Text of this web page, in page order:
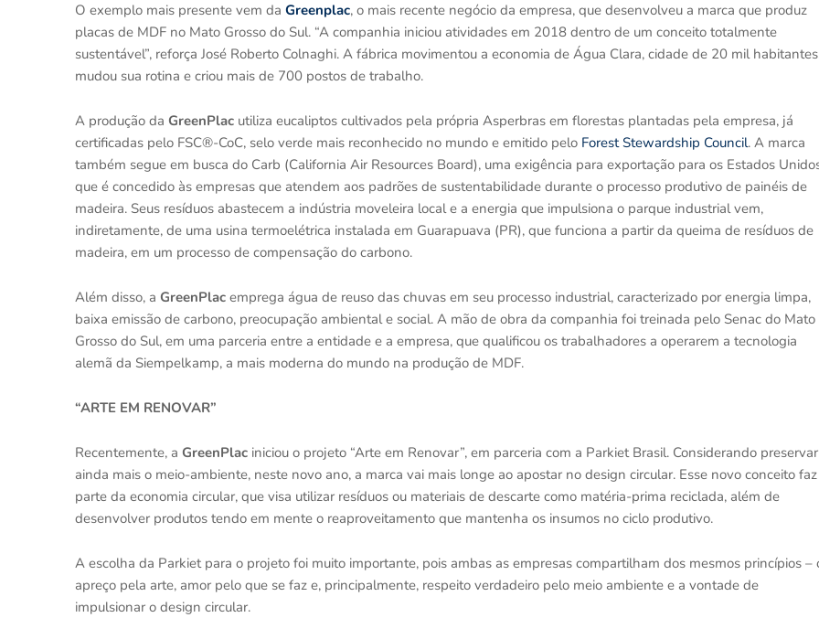
O exemplo mais presente vem da Greenplac, o mais recente negócio da empresa, que desenvolveu a marca que produz
placas de MDF no Mato Grosso do Sul. “A companhia iniciou atividades em 2018 dentro de um conceito totalmente
sustentável”, reforça José Roberto Colnaghi. A fábrica movimentou a economia de Água Clara, cidade de 20 mil
mudou sua rotina e criou mais de 700 postos de trabalho.
A produção da GreenPlac utiliza eucaliptos cultivados pela própria Asperbras em florestas plantadas pela empresa, já
certificadas pelo FSC®️-CoC, selo verde mais reconhecido no mundo e emitido pelo Forest Stewardship Council. A marca
também segue em busca do Carb (California Air Resources Board), uma exigência para exportação para os Estados
que é concedido às empresas que atendem aos padrões de sustentabilidade durante o processo produtivo de painéis de
madeira. Seus resíduos abastecem a indústria moveleira local e a energia que impulsiona o parque industrial vem,
indiretamente, de uma usina termoelétrica instalada em Guarapuava (PR), que funciona a partir da queima de resíduos de
madeira, em um processo de compensação do carbono.
Além disso, a GreenPlac emprega água de reuso das chuvas em seu processo industrial, caracterizado por energia limpa,
baixa emissão de carbono, preocupação ambiental e social. A mão de obra da companhia foi treinada pelo Senac do Mato
Grosso do Sul, em uma parceria entre a entidade e a empresa, que qualificou os trabalhadores a operarem a tecnologia
alemã da Siempelkamp, a mais moderna do mundo na produção de MDF.
“ARTE EM RENOVAR”
Recentemente, a GreenPlac iniciou o projeto “Arte em Renovar”, em parceria com a Parkiet Brasil. Considerando preservar
ainda mais o meio-ambiente, neste novo ano, a marca vai mais longe ao apostar no design circular. Esse novo conceito faz
parte da economia circular, que visa utilizar resíduos ou materiais de descarte como matéria-prima reciclada, além de
desenvolver produtos tendo em mente o reaproveitamento que mantenha os insumos no ciclo produtivo.
A escolha da Parkiet para o projeto foi muito importante, pois ambas as empresas compartilham dos mesmos princípios –
apreço pela arte, amor pelo que se faz e, principalmente, respeito verdadeiro pelo meio ambiente e a vontade de
impulsionar o design circular.